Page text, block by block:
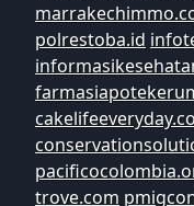
polrestoba.id
trove.com